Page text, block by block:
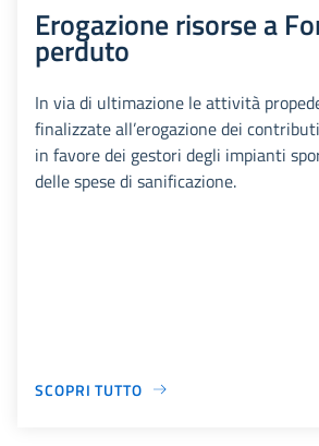
Erogazione risorse a
perduto
In via di ultimazione le attività
finalizzate all’erogazione dei
in favore dei gestori degli impianti
delle spese di sanificazione.
SCOPRI TUTTO